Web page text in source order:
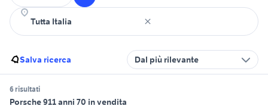
Salva ricerca Dal più rilevante
6 risultati
Porsche 911 anni 70 in vendita